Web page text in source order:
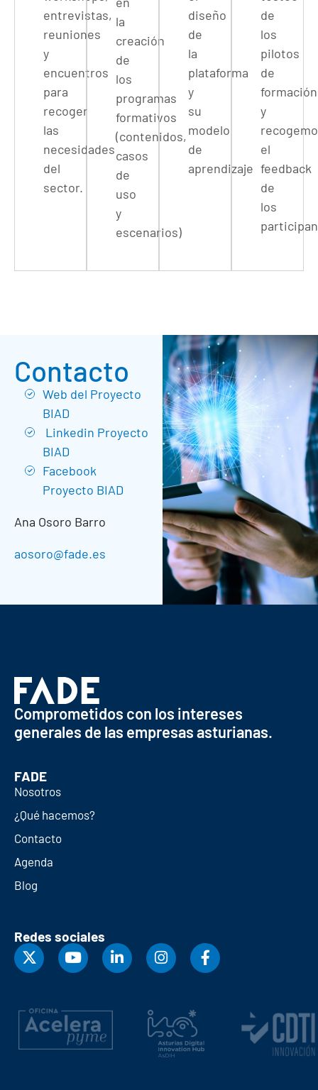
entrevistas,
reuniones
y
encuentros
para
recoger
las
necesidades
del
sector.
la
creación
de
los
programas
formativos
(contenidos,
casos
de
uso
y
escenarios)
diseño
de
la
plataforma
y
su
modelo
de
aprendizaje
de
los
pilotos
de
formación
y
el
feedback
de
los
Contacto
Web del Proyecto
BIAD
Linkedin Proyecto
BIAD
Facebook
Proyecto BIAD
Ana Osoro Barro
aosoro@fade.es
Comprometidos con los intereses
generales de las empresas asturianas.
FADE
Nosotros
¿Qué hacemos?
Contacto
Agenda
Blog
Redes sociales